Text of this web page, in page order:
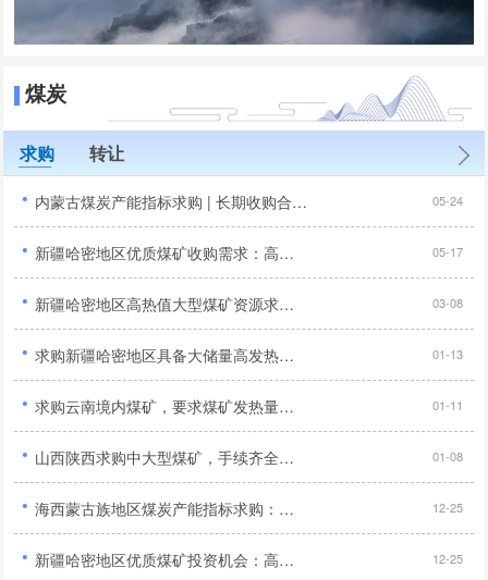
煤炭
求购 转让
· 内蒙古煤炭产能指标求购 | 长期收购合法合规煤矿产能置换指标 | 露天矿/井工矿优先... 05-24
· 新疆哈密地区优质煤矿收购需求：高储量、高发热量项目征集... 05-17
· 新疆哈密地区高热值大型煤矿资源求购公告：年产能120万吨以上... 03-08
· 求购新疆哈密地区具备大储量高发热量且年产量达120万吨以上无产权纠纷及外债优质煤矿... 01-13
· 求购云南境内煤矿，要求煤矿发热量达到5500大卡以上... 01-11
· 山西陕西求购中大型煤矿，手续齐全，90万吨/年产能... 01-08
· 海西蒙古族地区煤炭产能指标求购：业务扩张需求旺盛，寻求大量优质产能指标... 12-25
· 新疆哈密地区优质煤矿投资机会：高储量、高热值、无纠纷、无外债，年产量120万吨以上，2亿投资预算... 12-25